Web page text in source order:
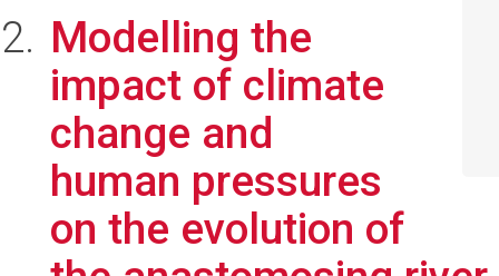
Modelling the
impact of climate
change and
human pressures
on the evolution of